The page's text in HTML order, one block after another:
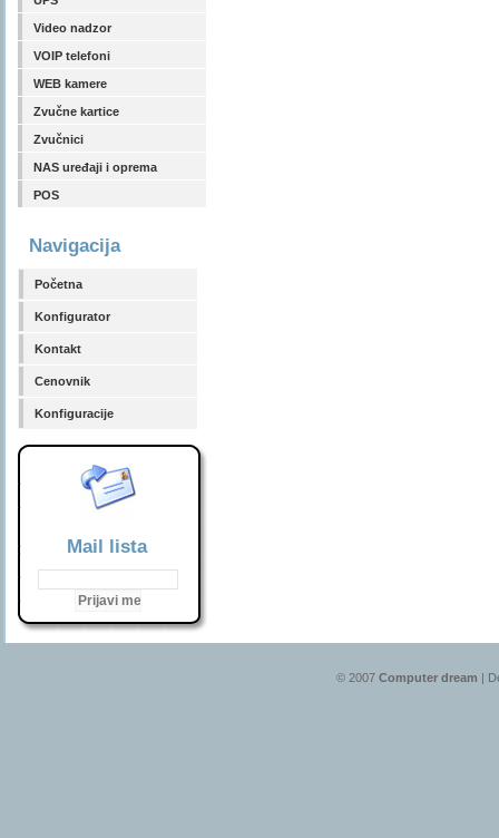
Video nadzor
VOIP telefoni
WEB kamere
Zvučne kartice
Zvučnici
NAS uređaji i oprema
POS
Navigacija
Početna
Konfigurator
Kontakt
Cenovnik
Konfiguracije
Mail lista
© 2007 Computer dream |